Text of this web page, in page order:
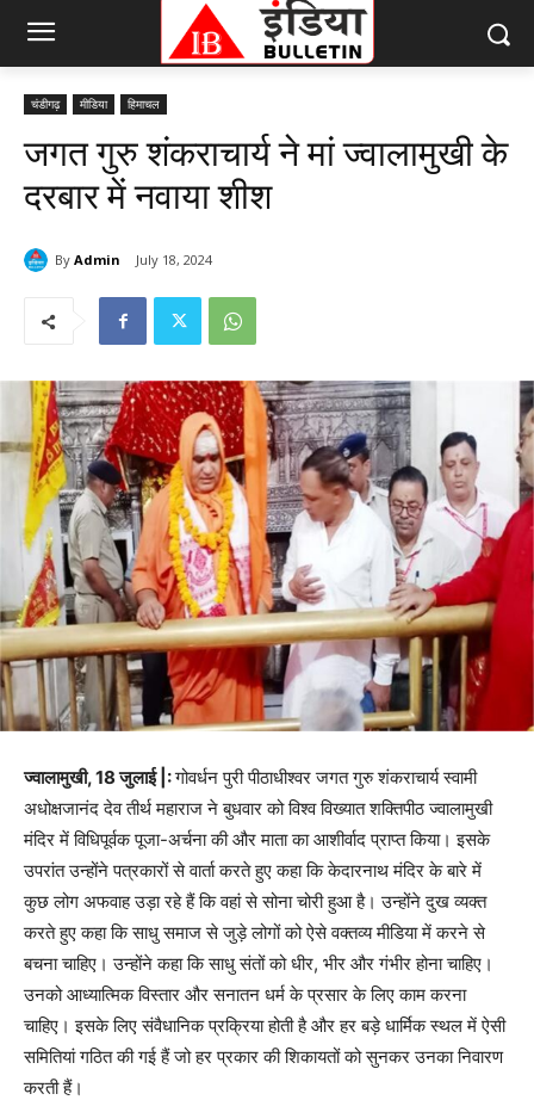
चंडीगढ़ मीडिया हिमाचल
जगत गुरु शंकराचार्य ने मां ज्वालामुखी के
दरबार में नवाया शीश
By Admin July 18, 2024
ज्वालामुखी, 18 जुलाई |:गोवर्धन पुरी पीठाधीश्वर जगत गुरु शंकराचार्य स्वामी
अधोक्षजानंद देव तीर्थ महाराज ने बुधवार को विश्व विख्यात शक्तिपीठ ज्वालामुखी
मंदिर में विधिपूर्वक पूजा-अर्चना की और माता का आशीर्वाद प्राप्त किया। इसके
उपरांत उन्होंने पत्रकारों से वार्ता करते हुए कहा कि केदारनाथ मंदिर के बारे में
कुछ लोग अफवाह उड़ा रहे हैं कि वहां से सोना चोरी हुआ है। उन्होंने दुख व्यक्त
करते हुए कहा कि साधु समाज से जुड़े लोगों को ऐसे वक्तव्य मीडिया में करने से
बचना चाहिए। उन्होंने कहा कि साधु संतों को धीर, भीर और गंभीर होना चाहिए।
उनको आध्यात्मिक विस्तार और सनातन धर्म के प्रसार के लिए काम करना
चाहिए। इसके लिए संवैधानिक प्रक्रिया होती है और हर बड़े धार्मिक स्थल में ऐसी
समितियां गठित की गई हैं जो हर प्रकार की शिकायतों को सुनकर उनका निवारण
करती हैं।